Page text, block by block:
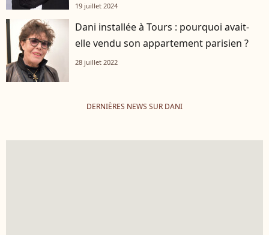
19 juillet 2024
Dani installée à Tours : pourquoi avait-
elle vendu son appartement parisien ?
28 juillet 2022
DERNIÈRES NEWS SUR DANI